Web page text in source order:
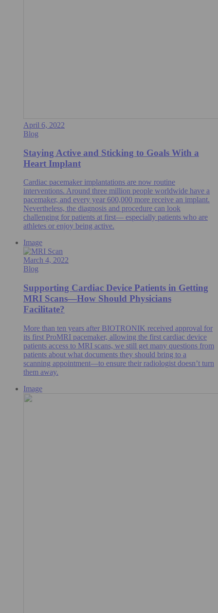
April 6, 2022
Blog
Staying Active and Sticking to Goals With a
Heart Implant
Cardiac pacemaker implantations are now routine
interventions. Around three million people worldwide have a
pacemaker, and every year 600,000 more receive an implant.
Nevertheless, the diagnosis and procedure can look
challenging for patients at first— especially patients who are
athletes or enjoy being active.
Image
March 4, 2022
Blog
Supporting Cardiac Device Patients in Getting
MRI Scans—How Should Physicians
Facilitate?
More than ten years after BIOTRONIK received approval for
its first ProMRI pacemaker, allowing the first cardiac device
patients access to MRI scans, we still get many questions from
patients about what documents they should bring to a
scanning appointment—to ensure their radiologist doesn’t turn
them away.
Image